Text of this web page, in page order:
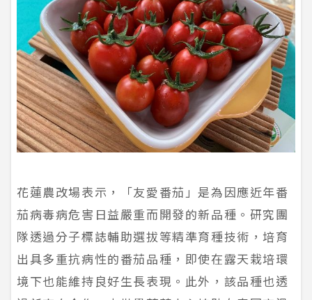
花蓮農改場表示，「友愛番茄」是為因應近年番
茄病毒病危害日益嚴重而開發的新品種。研究團
隊透過分子標誌輔助選拔等精準育種技術，培育
出具多重抗病性的番茄品種，即使在露天栽培環
境下也能維持良好生長表現。此外，該品種也透